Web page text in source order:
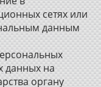
сетях или
данным
данных на
органу